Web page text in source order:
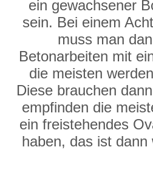
ein gewachsener
sein. Bei einem
muss man
Betonarbeiten mit
die meisten
Diese brauchen
empfinden die
ein freistehendes
haben, das ist